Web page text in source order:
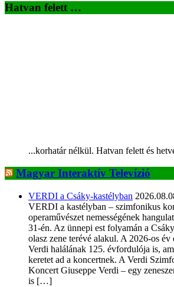
Hatvan felett …
...korhatár nélkül. Hatvan felett és
Magyar Interaktív Televízió
VERDI a Csáky-kastélyban
VERDI a kastélyban – szimfonikus
operaművészet nemességének
31-én. Az ünnepi est folyamán a
olasz zene terévé alakul. A 2026-os év
Verdi halálának 125. évfordulója is,
keretet ad a koncertnek. A Verdi
Koncert Giuseppe Verdi – egy
is […]